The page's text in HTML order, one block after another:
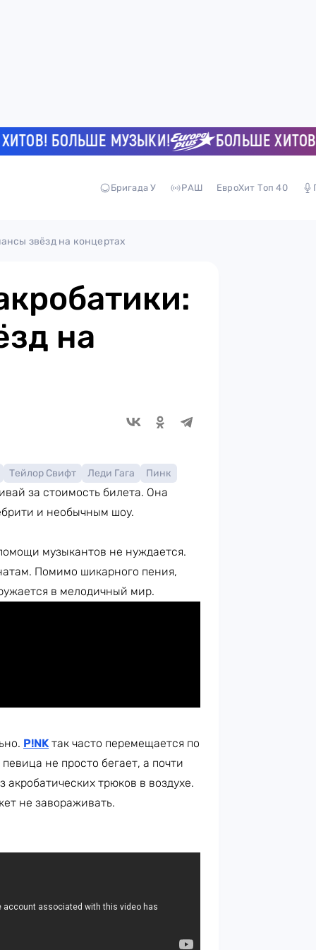
БОЛЬШЕ МУЗЫКИ! БОЛЬШЕ ХИТОВ!
Бригада У РАШ ЕвроХит Топ 40
звёзд на концертах
на
Тейлор Свифт Леди Гага Пинк
за стоимость билета. Она
и необычным шоу.
музыкантов не нуждается.
Помимо шикарного пения,
в мелодичный мир.
P!NK так часто перемещается по
не просто бегает, а почти
трюков в воздухе.
не завораживать.